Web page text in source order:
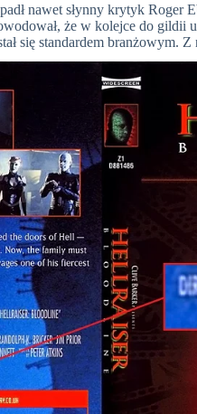
nawet słynny krytyk Roger
że w kolejce do gildii
się standardem branżowym.